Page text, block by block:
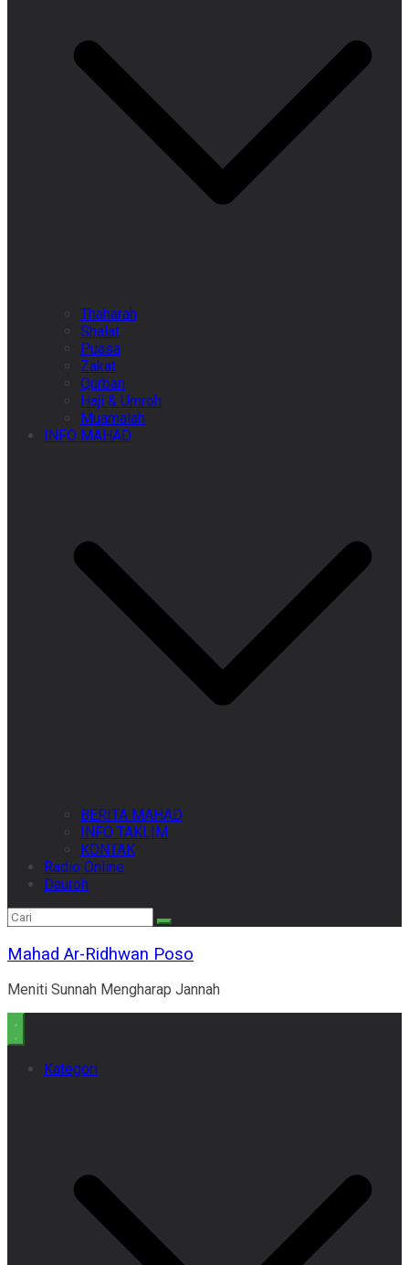
Thaharah
Shalat
Puasa
Zakat
Qurban
Haji & Umroh
Muamalah
INFO MAHAD
BERITA MAHAD
INFO TAKLIM
KONTAK
Radio Online
Dauroh
Mahad Ar-Ridhwan Poso
Meniti Sunnah Mengharap Jannah
Kategori